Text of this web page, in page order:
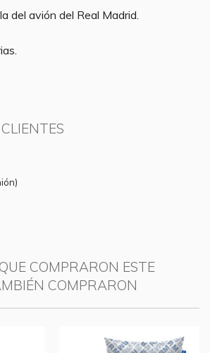
del avión del Real Madrid.
)
COMPRARON ESTE
COMPRARON